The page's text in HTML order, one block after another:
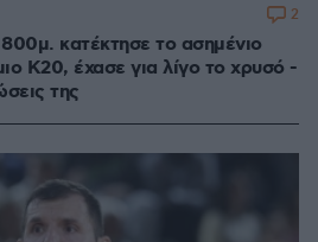
κατέκτησε το ασημένιο
Κ20, έχασε για λίγο το χρυσό -
της
2